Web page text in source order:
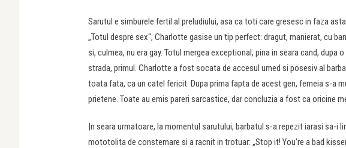
Sarutul e simburele fertil al preludiului, asa ca toti care gresesc in faza
„Totul despre sex“, Charlotte gasise un tip perfect: dragut, manierat, cu
si, culmea, nu era gay. Totul mergea exceptional, pina in seara cand,
strada, primul. Charlotte a fost socata de accesul umed si posesiv al
toata fata, ca un catel fericit. Dupa prima fapta de acest gen, femeia s-a
prietene. Toate au emis pareri sarcastice, dar concluzia a fost ca oricine
|n seara urmatoare, la momentul sarutului, barbatul s-a repezit iarasi sa-i
mototolita de consternare si a racnit in trotuar: „Stop it! You’re a bad